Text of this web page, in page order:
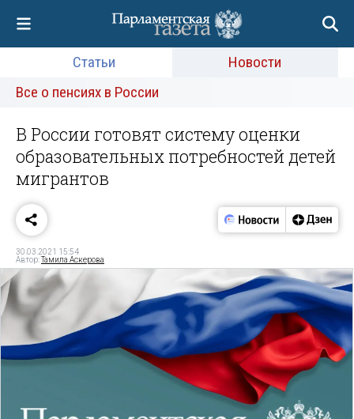
Статьи
Новости
Все о пенсиях в России
В России готовят систему оценки
образовательных потребностей детей
мигрантов
30.03.2021 15:54
Автор:Тамила Аскерова